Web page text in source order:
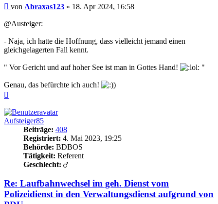
Beitrag
von Abraxas123 » 18. Apr 2024, 16:58
@Austeiger:
- Naja, ich hatte die Hoffnung, dass vielleicht jemand einen
gleichgelagerten Fall kennt.
" Vor Gericht und auf hoher See ist man in Gottes Hand! "
Genau, das befürchte ich auch!
)
Aufsteiger85
Beiträge: 408
Registriert: 4. Mai 2023, 19:25
Behörde: BDBOS
Tätigkeit: Referent
Geschlecht:
Re: Laufbahnwechsel im geh. Dienst vom
Polizeidienst in den Verwaltungsdienst aufgrund von